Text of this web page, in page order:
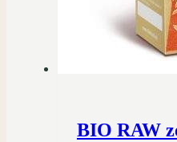
BIO RAW